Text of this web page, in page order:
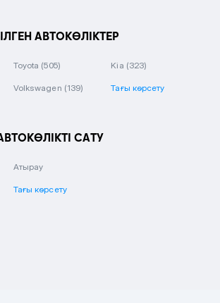
АВТОКӨЛІКТЕР
Toyota (505) Kia (323)
Volkswagen (139) Тағы көрсету
САТУ
Атырау
Тағы көрсету